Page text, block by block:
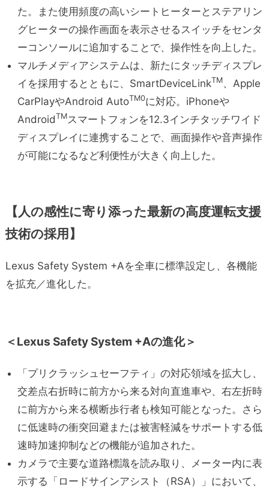
た。また使用頻度の高いシートヒーターとステアリン
グヒーターの操作画面を表示させるスイッチをセンタ
ーコンソールに追加することで、操作性を向上した。
マルチメディアシステムは、新たにタッチディスプレ
イを採用するとともに、SmartDeviceLinkTM、Apple
CarPlayやAndroid AutoTM0に対応。iPhoneや
AndroidTMスマートフォンを12.3インチタッチワイド
ディスプレイに連携することで、画面操作や音声操作
が可能になるなど利便性が大きく向上した。
【 人の感性に寄り添った最新の高度運転支援
技術の採用】
Lexus Safety System +Aを全車に標準設定し、各機能
を拡充／進化した。
＜ Lexus Safety System +Aの進化＞
「プリクラッシュセーフティ」の対応領域を拡大し、
交差点右折時に前方から来る対向直進車や、右左折時
に前方から来る横断歩行者も検知可能となった。さら
に低速時の衝突回避または被害軽減をサポートする低
速時加速抑制などの機能が追加された。
カメラで主要な道路標識を読み取り、メーター内に表
示する「ロードサインアシスト（RSA）」において、